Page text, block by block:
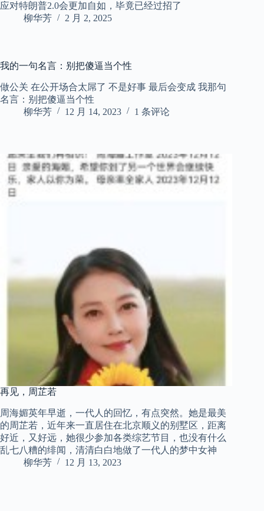
应对特朗普2.0会更加自如，毕竟已经过招了 ​​​
柳华芳
2 月 2, 2025
我的一句名言：别把傻逼当个性
做公关 在公开场合太屌了 不是好事 最后会变成 我那句
名言：别把傻逼当个性
柳华芳
12 月 14, 2023 1 条评论
再见，周芷若
周海媚英年早逝，一代人的回忆，有点突然。她是最美
的周芷若，近年来一直居住在北京顺义的别墅区，距离
好近，又好远，她很少参加各类综艺节目，也没有什么
乱七八糟的绯闻，清清白白地做了一代人的梦中女神 ​​​
柳华芳
12 月 13, 2023